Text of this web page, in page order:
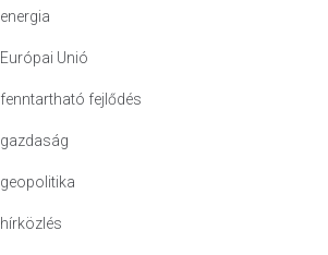
energia
Európai Unió
fenntartható fejlődés
gazdaság
geopolitika
hírközlés